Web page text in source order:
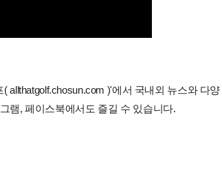
allthatgolf.chosun.com )'에서 국내외 뉴스와 다양
램, 페이스북에서도 즐길 수 있습니다.